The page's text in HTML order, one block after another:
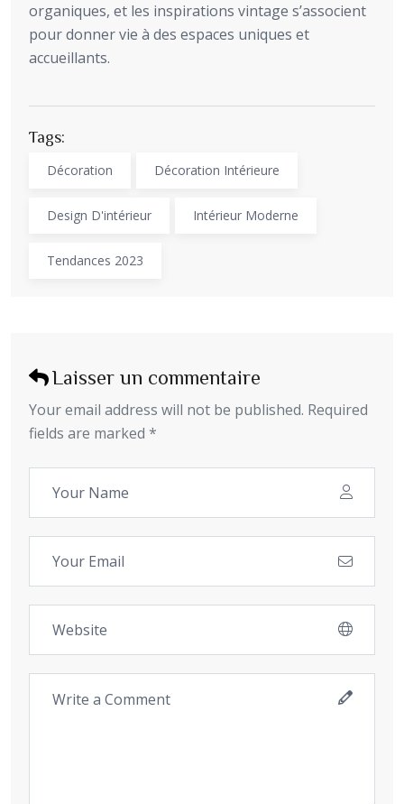
organiques, et les inspirations vintage s’associent
pour donner vie à des espaces uniques et
accueillants.
Tags:
Décoration Décoration Intérieure
Design D'intérieur Intérieur Moderne
Tendances 2023
Laisser un commentaire
Your email address will not be published. Required
fields are marked *